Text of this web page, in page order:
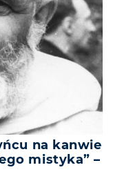
na kanwie
mistyka” –